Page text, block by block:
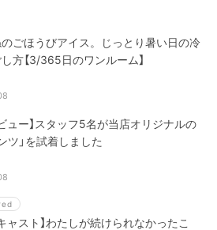
ごほうびアイス。じっとり暑い日の冷
方【3/365日のワンルーム】
ュー】スタッフ5名が当店オリジナルの
ツ」を試着しました
ャスト】わたしが続けられなかったこ